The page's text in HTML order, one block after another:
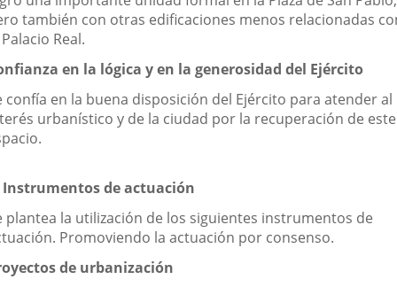
también con otras edificaciones menos relacionadas
Real.
en la lógica y en la generosidad del Ejército
confía en la buena disposición del Ejército para atender al
urbanístico y de la ciudad por la recuperación de este
Instrumentos de actuación
plantea la utilización de los siguientes instrumentos de
Promoviendo la actuación por consenso.
de urbanización